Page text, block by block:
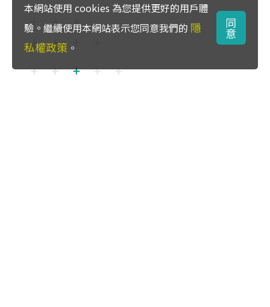
本網站使用 cookies 為您提供更好的用戶體
驗。繼續使用本網站表示您同意我們的 隱
私權政策 。
同
意